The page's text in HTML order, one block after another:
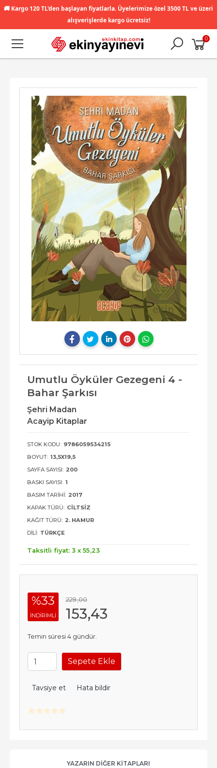
🚚 Kargo 120 TL'den başlayan fiyatlarla. Üyelerimize özel 3500 TL ve üzeri
alışverişlerde kargo ücretsiz!
0
Umutlu Öyküler Gezegeni 4 -
Bahar Şarkısı
Şehri Madan
Acayip Kitaplar
STOK KODU: 9786059534215
BOYUT: 13,5X19,5
SAYFA SAYISI: 200
BASKI SAYISI: 1
BASIM TARIHI: 2017
KAPAK TÜRÜ: CILTSIZ
KAĞIT TÜRÜ: 2. HAMUR
DILI: TÜRKÇE
Taksitli fiyat: 3 x 55,23
%33
INDIRIMLI
229,00
153,43
Temin süresi 4 gündür.
Sepete Ekle
Tavsiye et Hata bildir
YAZARIN DIĞER KITAPLARI